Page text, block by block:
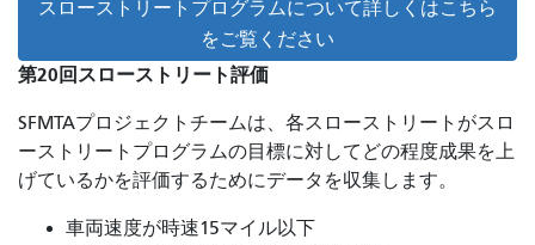
スローストリートプログラムについて詳しくはこちら
をご覧ください
第20回スローストリート評価
SFMTAプロジェクトチームは、各スローストリートがスロ
ーストリートプログラムの目標に対してどの程度成果を上
げているかを評価するためにデータを収集します。
車両速度が時速15マイル以下